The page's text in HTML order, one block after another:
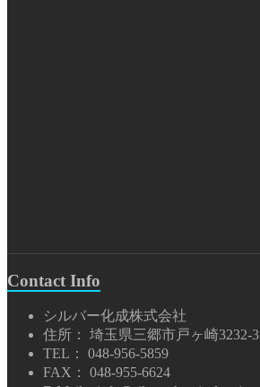
Contact Info
シルバー化成株式会社
住所： 埼玉県三郷市戸ヶ崎3232-3
TEL： 048-956-5859
FAX： 048-955-6624